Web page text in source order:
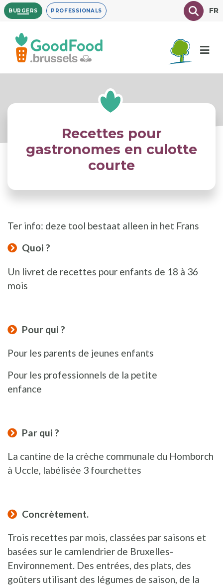
Overslaan
en
inhoud
gaan
BURGERS PROFESSIONALS TexteFR
Recettes pour
gastronomes en culotte
courte
Ter info: deze tool bestaat alleen in het Frans
Quoi ?
Un livret de recettes pour enfants de 18 à 36
mois
Pour qui ?
Pour les parents de jeunes enfants
Pour les professionnels de la petite
enfance
Par qui ?
La cantine de la crèche communale du Homborch
à Uccle, labélisée 3 fourchettes
Concrètement.
Trois recettes par mois, classées par saisons et
basées sur le camlendrier de Bruxelles-
Environnement. Des entrées, des plats, des
goûters utilisant des légumes de saison, de la